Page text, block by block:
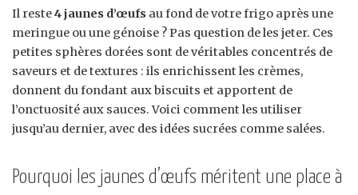
Il reste4 jaunes d’œufs au fond de votre frigo après une
meringue ou une génoise ? Pas question de les jeter. Ces
petites sphères dorées sont de véritables concentrés de
saveurs et de textures : ils enrichissent les crèmes,
donnent du fondant aux biscuits et apportent de
l’onctuosité aux sauces. Voici comment les utiliser
jusqu’au dernier, avec des idées sucrées comme salées.
Pourquoi les jaunes d’œufs méritent une place à